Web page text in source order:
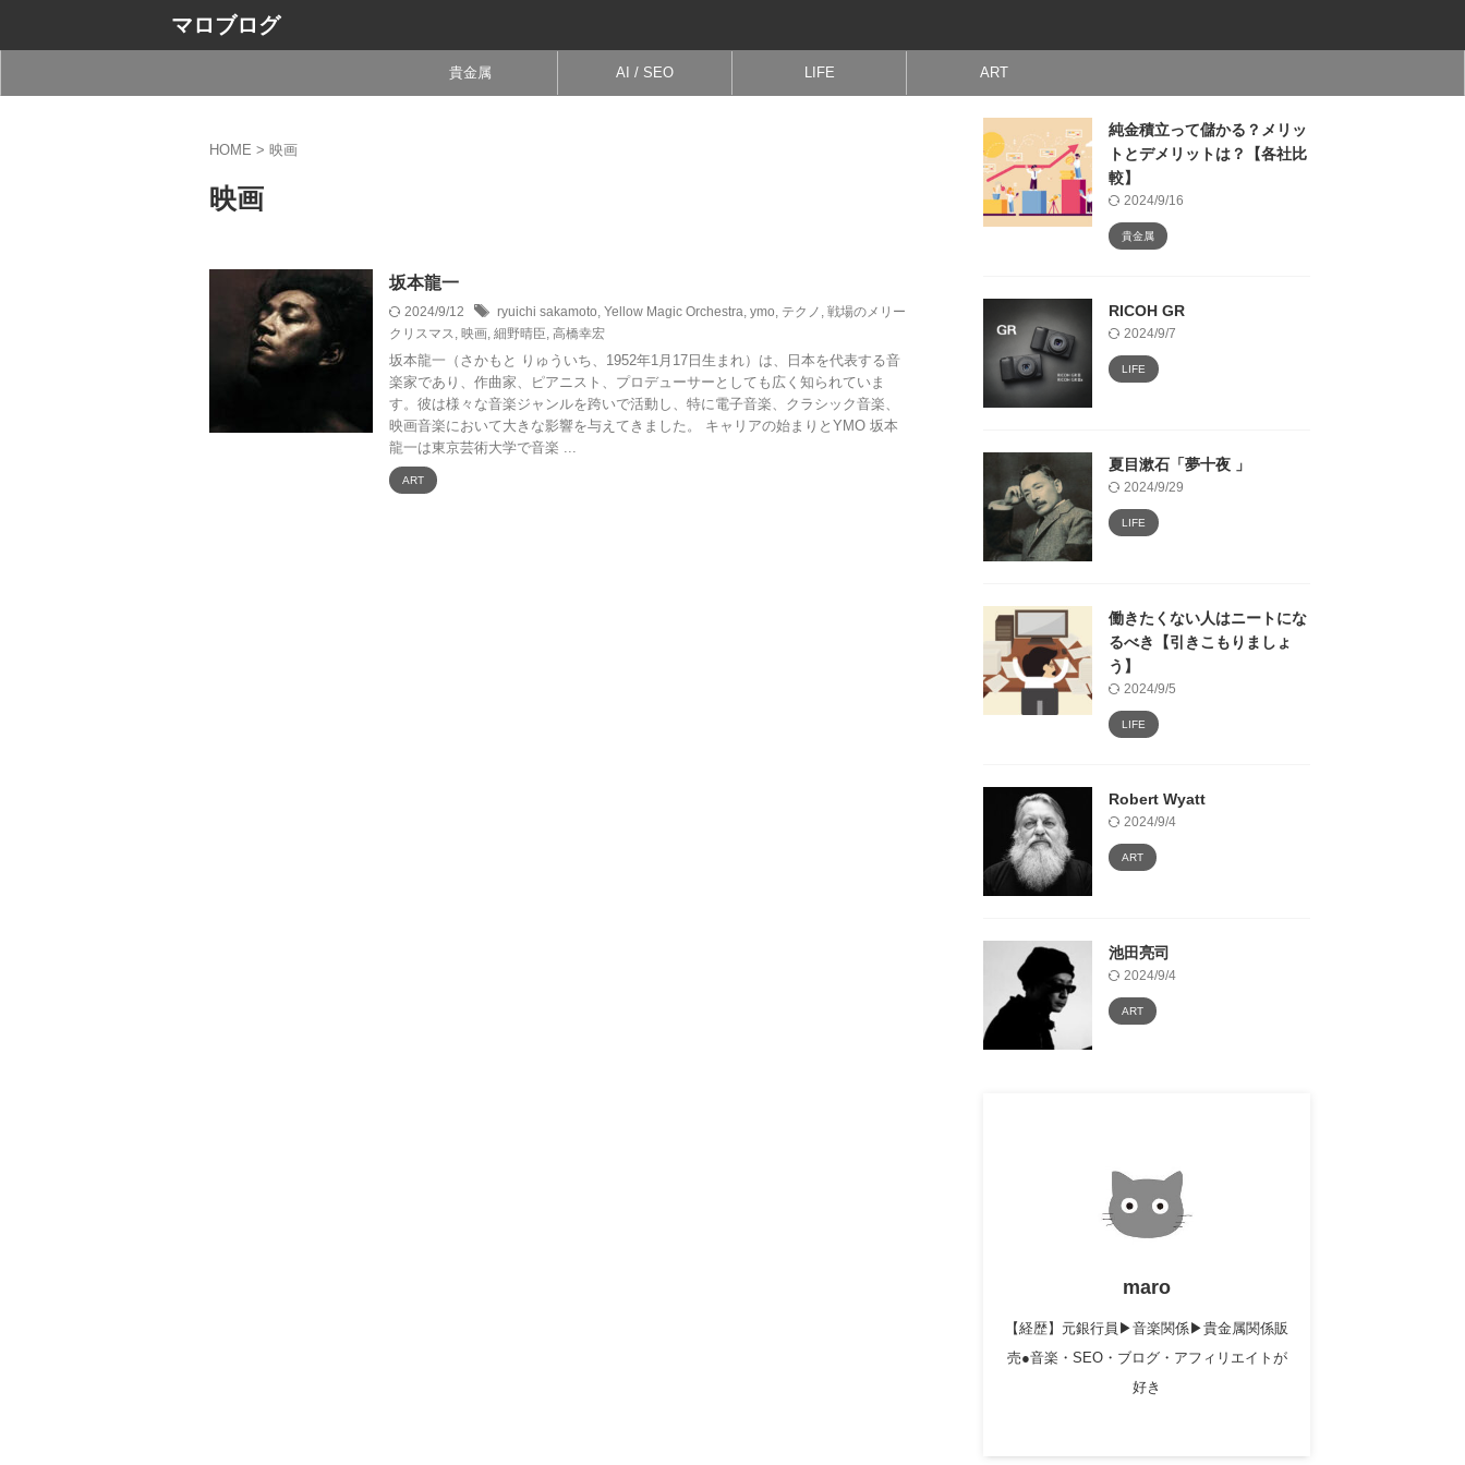
マロブログ
貴金属 AI / SEO LIFE ART
HOME > 映画
映画
坂本龍一
2024/9/12 ryuichi sakamoto, Yellow Magic Orchestra, ymo, テクノ , 戦場のメリー
クリスマス, 映画, 細野晴臣, 高橋幸宏
坂本龍一（さかもと りゅういち、1952年1月17日生まれ）は、日本を代表する音
楽家であり、作曲家、ピアニスト、プロデューサーとしても広く知られていま
す。彼は様々な音楽ジャンルを跨いで活動し、特に電子音楽、クラシック音楽、
映画音楽において大きな影響を与えてきました。 キャリアの始まりとYMO 坂本
龍一は東京芸術大学で音楽 ...
ART
純金積立って儲かる？メリッ
トとデメリットは？【各社比
較】
2024/9/16
貴金属
RICOH GR
2024/9/7
LIFE
夏目漱石「夢十夜 」
2024/9/29
LIFE
働きたくない人はニートにな
るべき【引きこもりましょ
う】
2024/9/5
LIFE
Robert Wyatt
2024/9/4
ART
池田亮司
2024/9/4
ART
maro
【経歴】元銀行員▶︎音楽関係▶︎貴金属関係販
売●音楽・SEO・ブログ・アフィリエイトが
好き